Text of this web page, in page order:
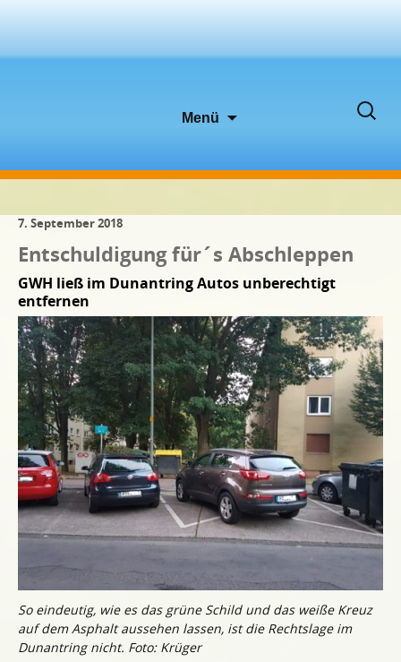
Menü
Suchen
7. September 2018
Entschuldigung für´s Abschleppen
GWH ließ im Dunantring Autos unberechtigt
entfernen
So eindeutig, wie es das grüne Schild und das weiße Kreuz
auf dem Asphalt aussehen lassen, ist die Rechtslage im
Dunantring nicht. Foto: Krüger